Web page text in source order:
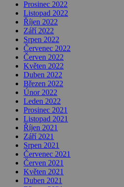
Prosinec 2022
Listopad 2022
Říjen 2022
Září 2022
Srpen 2022
Červenec 2022
Červen 2022
Květen 2022
Duben 2022
Březen 2022
Únor 2022
Leden 2022
Prosinec 2021
Listopad 2021
Říjen 2021
Září 2021
Srpen 2021
Červenec 2021
Červen 2021
Květen 2021
Duben 2021